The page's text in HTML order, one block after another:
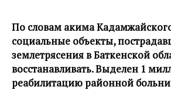
По словам акима
социальные объекты,
землетрясения в Баткенской
восстанавливать. Выделен 1
реабилитацию районной